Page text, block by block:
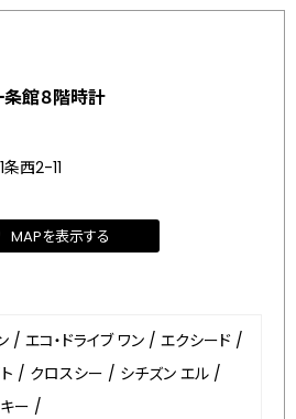
館８階時計
西2-11
MAPを表示する
/ エコ・ドライブ ワン / エクシード /
/ クロスシー / シチズン エル /
キー /